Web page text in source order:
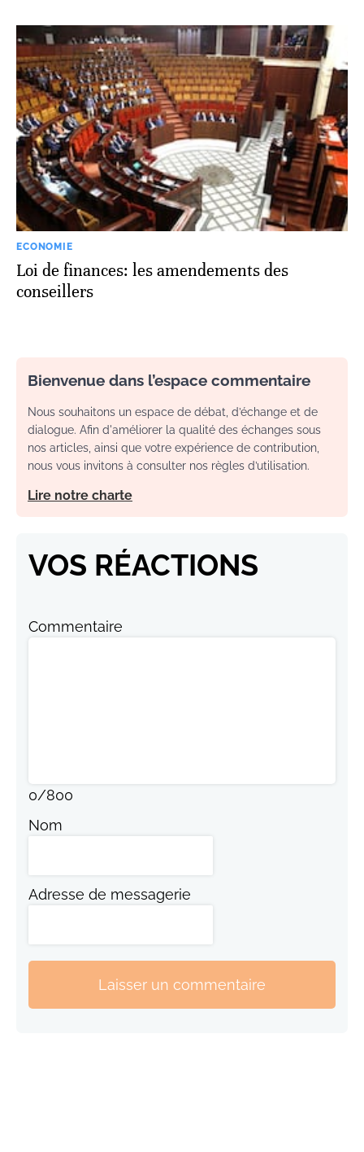
ECONOMIE
Loi de finances: les amendements des
conseillers
Bienvenue dans l’espace commentaire
Nous souhaitons un espace de débat, d’échange et de
dialogue. Afin d'améliorer la qualité des échanges sous
nos articles, ainsi que votre expérience de contribution,
nous vous invitons à consulter nos règles d’utilisation.
Lire notre charte
VOS RÉACTIONS
Commentaire
0/800
Nom
Adresse de messagerie
Laisser un commentaire